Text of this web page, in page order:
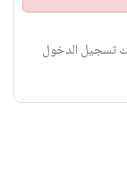
تسجيل الدخول